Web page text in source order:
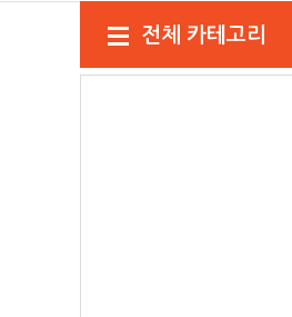
전체 카테고리